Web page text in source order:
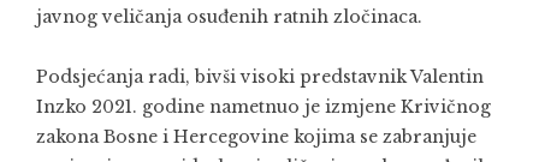
javnog veličanja osuđenih ratnih zločinaca.
Podsjećanja radi, bivši visoki predstavnik Valentin
Inzko 2021. godine nametnuo je izmjene Krivičnog
zakona Bosne i Hercegovine kojima se zabranjuje